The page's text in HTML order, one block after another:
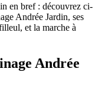
en bref : découvrez ci-
Andrée Jardin, ses
et la marche à
Andrée